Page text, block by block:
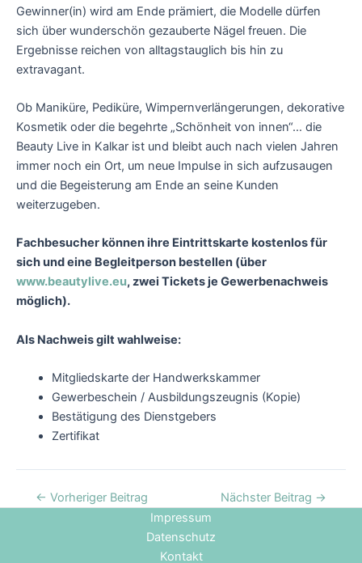
Gewinner(in) wird am Ende prämiert, die Modelle dürfen
sich über wunderschön gezauberte Nägel freuen. Die
Ergebnisse reichen von alltagstauglich bis hin zu
extravagant.
Ob Maniküre, Pediküre, Wimpernverlängerungen, dekorative
Kosmetik oder die begehrte „Schönheit von innen“… die
Beauty Live in Kalkar ist und bleibt auch nach vielen Jahren
immer noch ein Ort, um neue Impulse in sich aufzusaugen
und die Begeisterung am Ende an seine Kunden
weiterzugeben.
Fachbesucher können ihre Eintrittskarte kostenlos für
sich und eine Begleitperson bestellen (über
www.beautylive.eu, zwei Tickets je Gewerbenachweis
möglich).
Als Nachweis gilt wahlweise:
Mitgliedskarte der Handwerkskammer
Gewerbeschein / Ausbildungszeugnis (Kopie)
Bestätigung des Dienstgebers
Zertifikat
← Vorheriger Beitrag Nächster Beitrag →
Impressum
Datenschutz
Kontakt